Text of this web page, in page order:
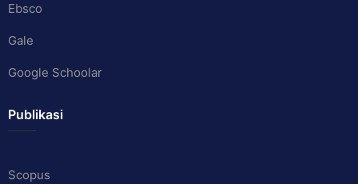
Ebsco
Gale
Google Schoolar
Publikasi
Scopus